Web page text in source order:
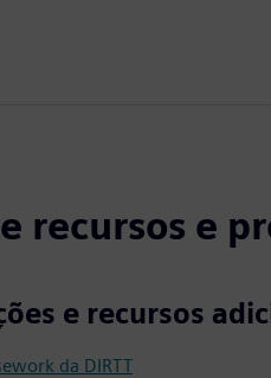
recursos e
e recursos
da DIRTT